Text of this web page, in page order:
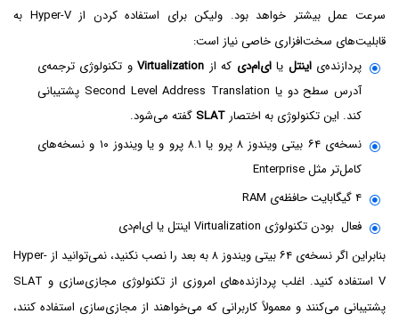
سرعت عمل بیشتر خواهد بود. ولیکن برای استفاده کردن از Hyper-V‌ به
قابلیت‌های سخت‌افزاری خاصی نیاز است:
پردازنده‌یاینتل یاای‌ام‌دی که از Virtualizationو تکنولوژی ترجمه‌ی
آدرس سطح دو یا Second Level Address Translation پشتیبانی
کند. این تکنولوژی به اختصار SLAT گفته می‌شود.
نسخه‌ی ۶۴ بیتی ویندوز ۸ پرو یا ۸.۱ پرو و یا ویندوز ۱۰ و نسخه‌های
کامل‌تر مثل Enterprise
۴ گیگابایت حافظه‌ی RAM
فعال بودن تکنولوژی Virtualization اینتل یا ای‌ام‌دی
بنابراین اگر نسخه‌ی ۶۴ بیتی ویندوز ۸ به بعد را نصب نکنید، نمی‌توانید از Hyper-
V استفاده کنید. اغلب پردازنده‌های امروزی از تکنولوژی مجازی‌سازی و SLAT
پشتیبانی می‌کنند و معمولاً کاربرانی که می‌خواهند از مجازی‌سازی استفاده کنند،